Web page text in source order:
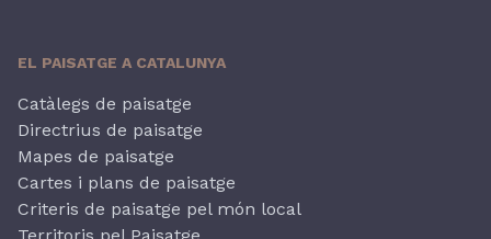
EL PAISATGE A CATALUNYA
Catàlegs de paisatge
Directrius de paisatge
Mapes de paisatge
Cartes i plans de paisatge
Criteris de paisatge pel món local